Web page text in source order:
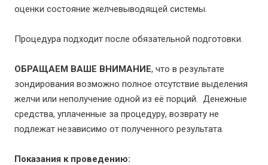
оценки состояние желчевыводящей системы.
Процедура подходит после обязательной подготовки.
ОБРАЩАЕМ ВАШЕ ВНИМАНИЕ, что в результате
зондирования возможно полное отсутствие выделения
желчи или неполучение одной из её порций. Денежные
средства, уплаченные за процедуру, возврату не
подлежат независимо от полученного результата.
Показания к проведению: